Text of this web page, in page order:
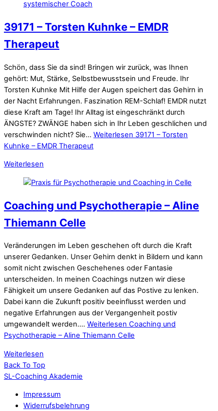
39171 – Torsten Kuhnke – EMDR
Therapeut
Schön, dass Sie da sind! Bringen wir zurück, was Ihnen
gehört: Mut, Stärke, Selbstbewusstsein und Freude. Ihr
Torsten Kuhnke Mit Hilfe der Augen speichert das Gehirn in
der Nacht Erfahrungen. Faszination REM-Schlaf! EMDR nutzt
diese Kraft am Tage! Ihr Alltag ist eingeschränkt durch
ÄNGSTE? ZWÄNGE haben sich in Ihr Leben geschlichen und
verschwinden nicht? Sie… Weiterlesen 39171 – Torsten
Kuhnke – EMDR Therapeut
Weiterlesen
Coaching und Psychotherapie – Aline
Thiemann Celle
Veränderungen im Leben geschehen oft durch die Kraft
unserer Gedanken. Unser Gehirn denkt in Bildern und kann
somit nicht zwischen Geschehenes oder Fantasie
unterscheiden. In meinen Coachings nutzen wir diese
Fähigkeit um unsere Gedanken auf das Postive zu lenken.
Dabei kann die Zukunft positiv beeinflusst werden und
negative Erfahrungen aus der Vergangenheit postiv
umgewandelt werden.… Weiterlesen Coaching und
Psychotherapie – Aline Thiemann Celle
Weiterlesen
Back To Top
SL-Coaching Akademie
Impressum
Widerrufsbelehrung